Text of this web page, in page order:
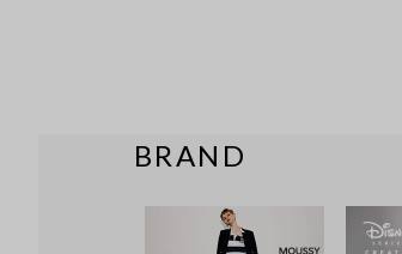
BRAND